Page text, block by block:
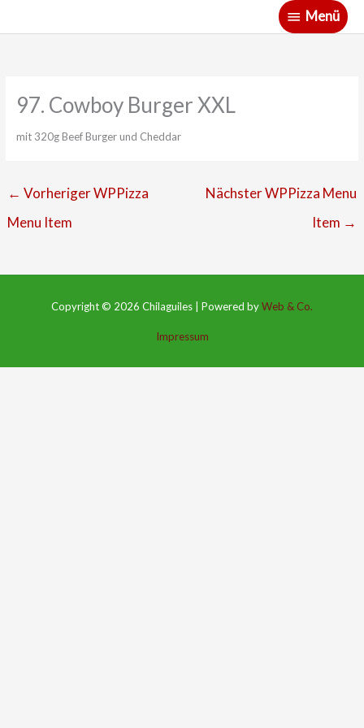
Menü
Menü
97. Cowboy Burger XXL
mit 320g Beef Burger und Cheddar
← Vorheriger WPPizza
Menu Item
Nächster WPPizza Menu
Item →
Copyright © 2026 Chilaguiles Powered byWeb & Co.
Impressum